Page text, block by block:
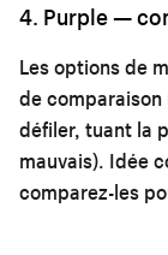
4. Purple —
Les options de
de comparaison
défiler, tuant la
mauvais). Idée
comparez-les